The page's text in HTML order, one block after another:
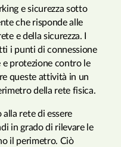
e sicurezza sotto
che risponde alle
e della sicurezza. I
i punti di connessione
e protezione contro le
queste attività in un
della rete fisica.
rete di essere
in grado di rilevare le
il perimetro. Ciò